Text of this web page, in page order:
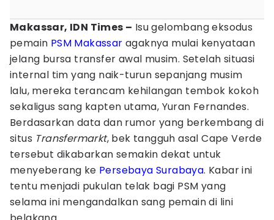
Makassar, IDN Times – Isu gelombang eksodus
pemain PSM Makassar agaknya mulai kenyataan
jelang bursa transfer awal musim. Setelah situasi
internal tim yang naik-turun sepanjang musim
lalu, mereka terancam kehilangan tembok kokoh
sekaligus sang kapten utama, Yuran Fernandes.
Berdasarkan data dan rumor yang berkembang di
situs Transfermarkt, bek tangguh asal Cape Verde
tersebut dikabarkan semakin dekat untuk
menyeberang ke Persebaya Surabaya. Kabar ini
tentu menjadi pukulan telak bagi PSM yang
selama ini mengandalkan sang pemain di lini